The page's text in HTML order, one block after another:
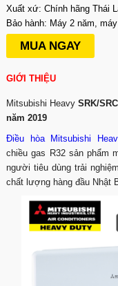
Xuất xứ: Chính hãng Thái
Bảo hành: Máy 2 năm,
MUA NGAY
GIỚI THIỆU
Mitsubishi HeavySRK/
năm 2019
Điều hòa Mitsubishi
chiều gas R32 sản phẩm
người tiêu dùng trải
chất lượng hàng đầu Nhật